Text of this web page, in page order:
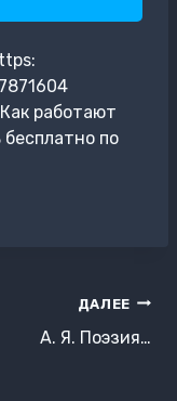
работают
по
ДАЛЕЕ
А. Я. Поэзия…